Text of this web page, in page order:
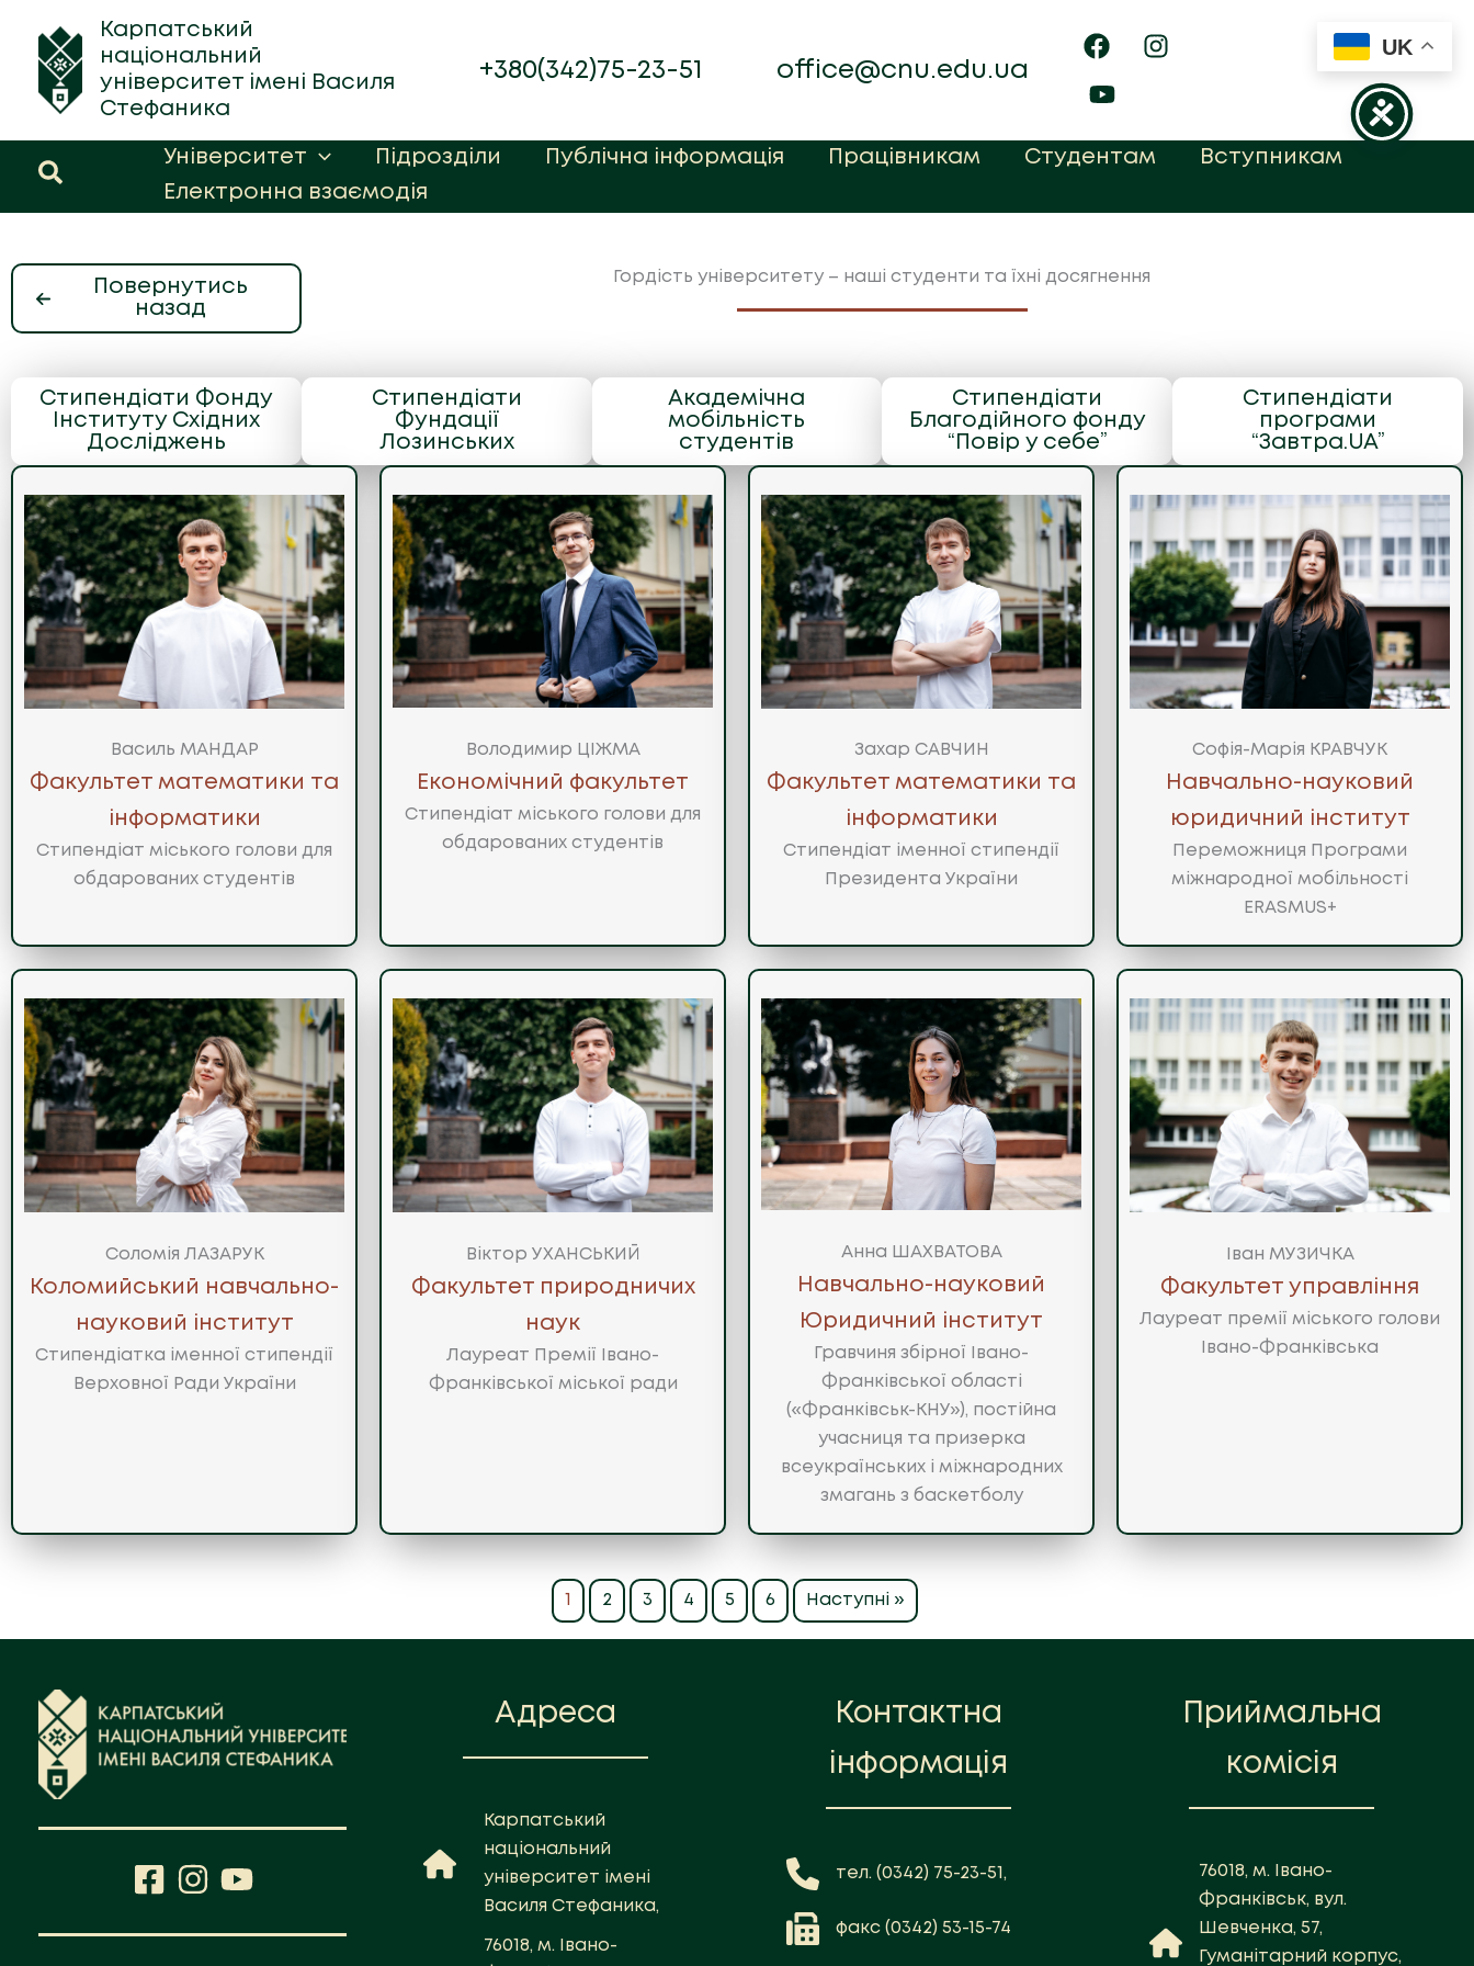
вмісту
Карпатський
національний
університет імені Василя
Стефаника
+380(342)75-23-51 office@cnu.edu.ua
Пошук
Університет Підрозділи Публічна інформація Працівникам Студентам
Вступникам
Електронна взаємодія
Повернутись
назад
Гордість університету – наші студенти та їхні досягнення
Стипендіати Фонду
Інституту Східних
Досліджень
Стипендіати
Фундації
Лозинських
Академічна
мобільність
студентів
Стипендіати
Благодійного фонду
“Повір у себе”
Стипендіати
програми
“Завтра.UA”
Василь МАНДАР
Факультет математики та
інформатики
Стипендіат міського голови для
обдарованих студентів
Володимир ЦІЖМА
Економічний факультет
Стипендіат міського голови для
обдарованих студентів
Захар САВЧИН
Факультет математики та
інформатики
Стипендіат іменної стипендії
Президента України
Софія-Марія КРАВЧУК
Навчально-науковий
юридичний інститут
Переможниця Програми
міжнародної мобільності
ERASMUS+
Соломія ЛАЗАРУК
Коломийський навчально-
науковий інститут
Стипендіатка іменної стипендії
Верховної Ради України
Віктор УХАНСЬКИЙ
Факультет природничих
наук
Лауреат Премії Івано-
Франківської міської ради
Анна ШАХВАТОВА
Навчально-науковий
Юридичний інститут
Гравчиня збірної Івано-
Франківської області
(«Франківськ-КНУ»), постійна
учасниця та призерка
всеукраїнських і міжнародних
змагань з баскетболу
Іван МУЗИЧКА
Факультет управління
Лауреат премії міського голови
Івано-Франківська
1 2 3 4 5 6 Наступні »
Адреса
Карпатський
національний
університет імені
Василя Стефаника,
76018, м. Івано-
Контактна
інформація
тел. (0342) 75-23-51,
факс (0342) 53-15-74
Приймальна
комісія
76018, м. Івано-
Франківськ, вул.
Шевченка, 57,
Гуманітарний корпус,
UK